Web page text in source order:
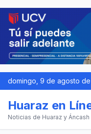
domingo, 9 de agosto
Huaraz en
Noticias de Huaraz y Áncash